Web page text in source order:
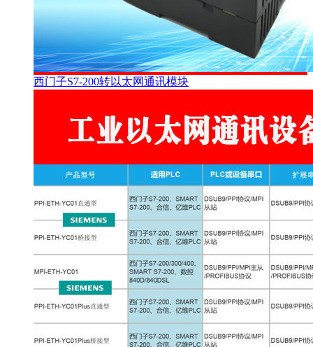
西门子S7-200转以太网通讯模块